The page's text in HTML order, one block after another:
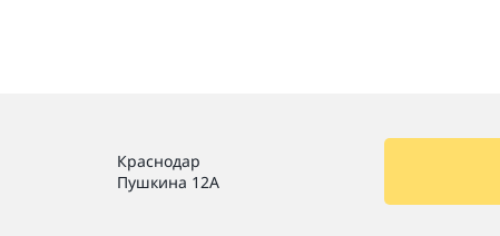
Краснодар
Пушкина 12А